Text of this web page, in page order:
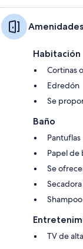
Habitación
Cortinas
Edredón
Se
Baño
Pantuflas
Papel de
Se
Shampoo
TV de